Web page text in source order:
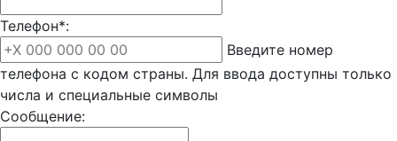
Телефон*:
Введите номер
телефона с кодом страны. Для ввода доступны только
числа и специальные символы
Сообщение: